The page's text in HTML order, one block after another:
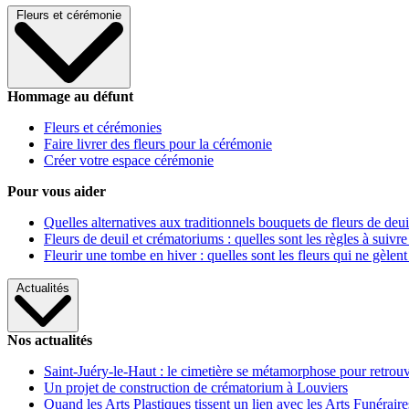
Fleurs et cérémonie
Hommage au défunt
Fleurs et cérémonies
Faire livrer des fleurs pour la cérémonie
Créer votre espace cérémonie
Pour vous aider
Quelles alternatives aux traditionnels bouquets de fleurs de
Fleurs de deuil et crématoriums : quelles sont les règles à
Fleurir une tombe en hiver : quelles sont les fleurs qui ne gèlent
Actualités
Nos actualités
Saint-Juéry-le-Haut : le cimetière se métamorphose pour
Un projet de construction de crématorium à Louviers
Quand les Arts Plastiques tissent un lien avec les Arts